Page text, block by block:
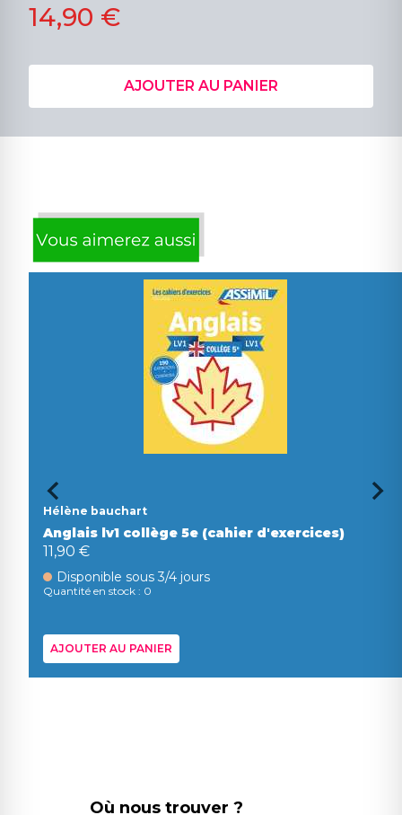
14,90 €
AJOUTER AU PANIER
Hélène bauchart
Anglais lv1 collège 5e (cahier d'exercices)
11,90 €
Disponible sous 3/4 jours
Quantité en stock : 0
AJOUTER AU PANIER
Où nous trouver ?